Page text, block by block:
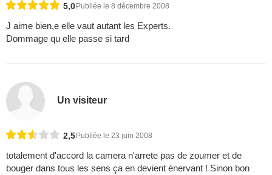
5,0Publiée le 8 décembre 2008
J aime bien,e elle vaut autant les Experts.
Dommage qu elle passe si tard
Un visiteur
2,5 Publiée le 23 juin 2008
totalement d'accord la camera n'arrete pas de zoumer et de
bouger dans tous les sens ça en devient énervant ! Sinon bon